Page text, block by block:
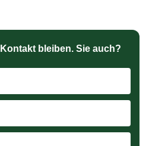
bleiben. Sie auch?